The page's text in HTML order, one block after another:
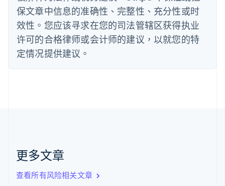
保文章中信息的准确性、完整性、充分性或时
效性。您应该寻求在您的司法管辖区获得执业
许可的合格律师或会计师的建议，以就您的特
定情况提供建议。
更多文章
查看所有风险相关文章
English
德国
DeutschEnglish
法国
FrançaisEnglish
芬兰
EnglishSvenska
English Italiano
拉脱维亚
立陶宛